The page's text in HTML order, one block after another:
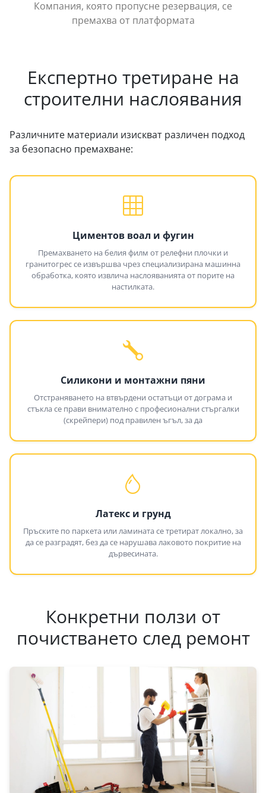
Компания, която пропусне резервация, се
премахва от платформата
Експертно третиране на
строителни наслоявания
Различните материали изискват различен подход
за безопасно премахване:
Циментов воал и фугин
Премахването на белия филм от релефни плочки и
гранитогрес се извършва чрез специализирана машинна
обработка, която извлича наслояванията от порите на
настилката.
Силикони и монтажни пяни
Отстраняването на втвърдени остатъци от дограма и
стъкла се прави внимателно с професионални стъргалки
(скрейпери) под правилен ъгъл, за да
Латекс и грунд
Пръските по паркета или ламината се третират локално, за
да се разградят, без да се нарушава лаковото покритие на
дървесината.
Конкретни ползи от
почистването след ремонт